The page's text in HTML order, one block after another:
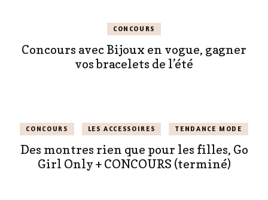
CONCOURS
Concours avec Bijoux en vogue, gagner
vos bracelets de l’été
CONCOURS LES ACCESSOIRES TENDANCE MODE
Des montres rien que pour les filles, Go
Girl Only + CONCOURS (terminé)